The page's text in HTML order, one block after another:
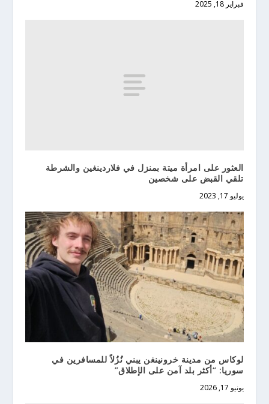
فبراير 18, 2025
العثور على امرأة ميتة بمنزل في فلاردينغين والشرطة
تلقي القبض على شخصين
يوليو 17, 2023
لوكاس من مدينة خرونينغن يبني نُزُلاً للمسافرين في
سوريا: “أكثر بلد آمن على الإطلاق”
يونيو 17, 2026